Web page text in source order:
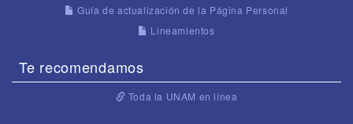
Guía de actualización de la Página Personal
Lineamientos
Te recomendamos
Toda la UNAM en línea